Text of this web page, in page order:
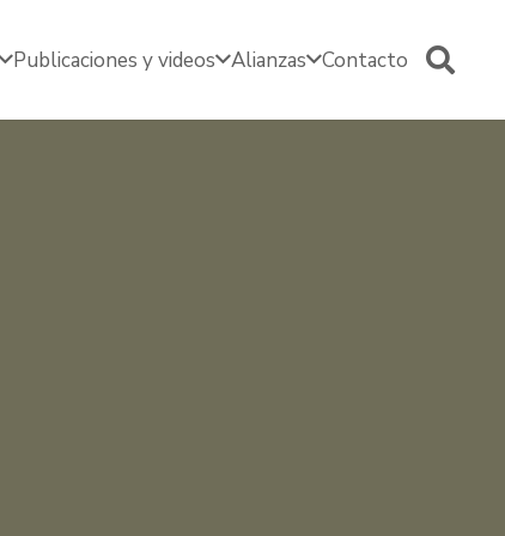
Publicaciones y videos Alianzas Contacto